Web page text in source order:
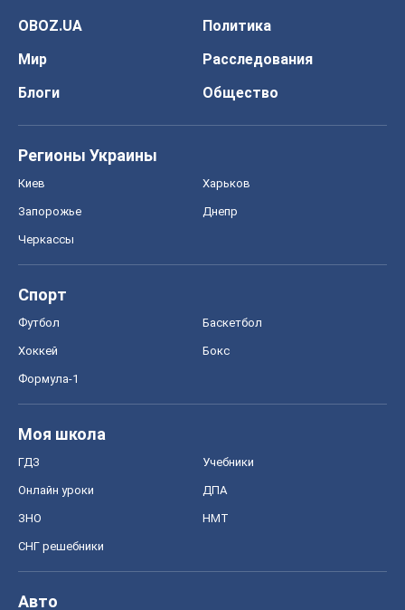
OBOZ.UA
Политика
Мир
Расследования
Блоги
Общество
Регионы Украины
Киев Харьков
Запорожье Днепр
Черкассы
Спорт
Футбол Баскетбол
Хоккей Бокс
Формула-1
Моя школа
ГДЗ Учебники
Онлайн уроки ДПА
ЗНО НМТ
СНГ решебники
Авто